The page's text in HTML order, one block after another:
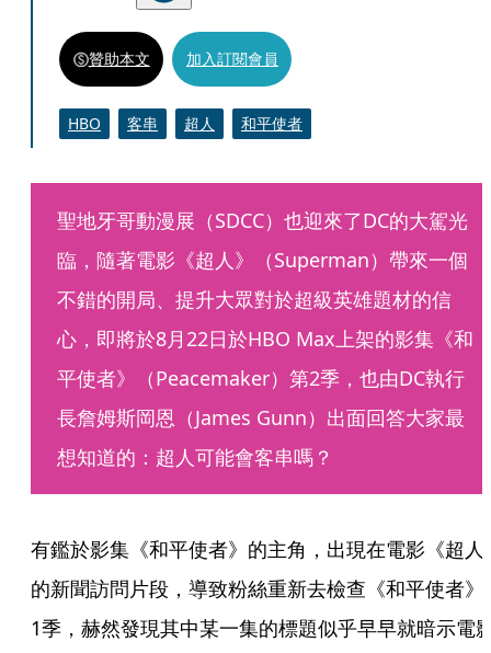
贊助本文 加入訂閱會員
HBO 客串 超人 和平使者
聖地牙哥動漫展（SDCC）也迎來了DC的大駕光
臨，隨著電影《超人》（Superman）帶來一個
不錯的開局、提升大眾對於超級英雄題材的信
心，即將於8月22日於HBO Max上架的影集《和
平使者》（Peacemaker）第2季，也由DC執行
長詹姆斯岡恩（James Gunn）出面回答大家最
想知道的：超人可能會客串嗎？
有鑑於影集《和平使者》的主角，出現在電影《超人
的新聞訪問片段，導致粉絲重新去檢查《和平使者》
1季，赫然發現其中某一集的標題似乎早早就暗示電